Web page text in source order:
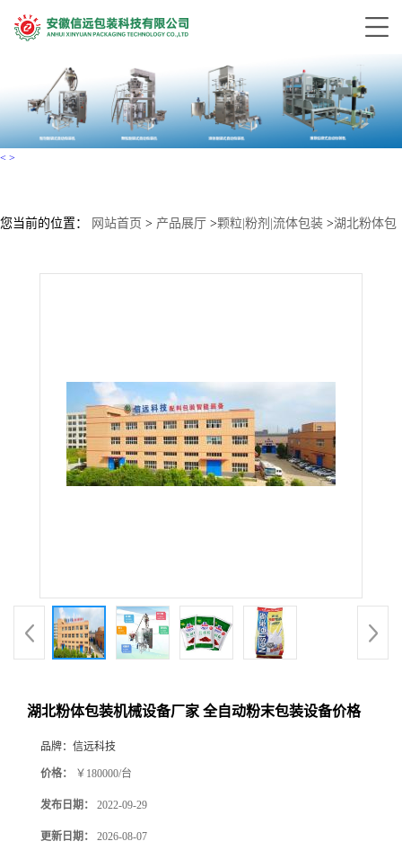
< >
您当前的位置： 网站首页 > 产品展厅 >颗粒|粉剂|流体包装 >湖北粉体包
湖北粉体包装机械设备厂家 全自动粉末包装设备价格
品牌： 信远科技
价格： ￥180000/台
发布日期： 2022-09-29
更新日期： 2026-08-07